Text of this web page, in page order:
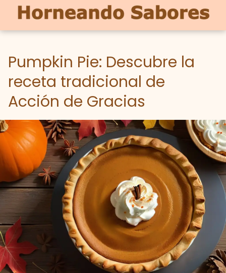
Pumpkin Pie: Descubre la
receta tradicional de
Acción de Gracias